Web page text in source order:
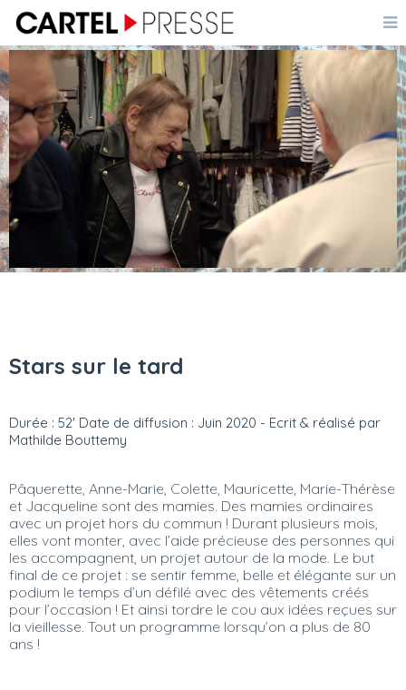
Stars sur le tard
Durée : 52' Date de diffusion : Juin 2020 - Ecrit & réalisé par
Mathilde Bouttemy
Pâquerette, Anne-Marie, Colette, Mauricette, Marie-Thérèse
et Jacqueline sont des mamies. Des mamies ordinaires
avec un projet hors du commun ! Durant plusieurs mois,
elles vont monter, avec l’aide précieuse des personnes qui
les accompagnent, un projet autour de la mode. Le but
final de ce projet : se sentir femme, belle et élégante sur un
podium le temps d’un défilé avec des vêtements créés
pour l’occasion ! Et ainsi tordre le cou aux idées reçues sur
la vieillesse. Tout un programme lorsqu’on a plus de 80
ans !